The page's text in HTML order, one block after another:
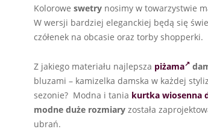
Kolorowe swetry nosimy w towarzystwie
W wersji bardziej eleganckiej będą się
czółenek na obcasie oraz torby shopperki.
Z jakiego materiału najlepsza piżama
bluzami – kamizelka damska w każdej
sezonie? Modna i tania kurtka wiosenna
modne duże rozmiary została
ubrań.